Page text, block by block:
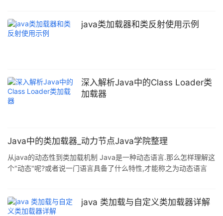
库资源,以此达到资源隔离效果.在对资源的加载上可以沿用双亲委派
机制,也可以打破双亲委派机制. 一.沿用双亲委派机制自定义类加载
java类加载器和类反射使用示例
深入解析Java中的Class Loader类
加载器
Java中的类加载器_动力节点Java学院整理
从java的动态性到类加载机制 Java是一种动态语言.那么怎样理解这
个"动态"呢?或者说一门语言具备了什么特性,才能称之为动态语言
就要求虚拟机在真正执行字节码之前,先把相关的class文件加载到内
存中.虚拟机不是一次性加载所有需要的class文件,因为它在执行的
java 类加载与自定义类加载器详解